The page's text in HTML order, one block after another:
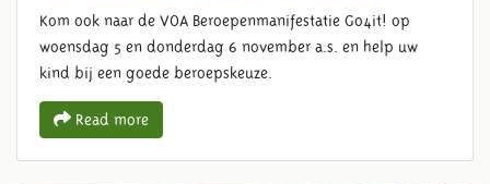
Kom ook naar de VOA Beroepenmanifestatie Go4it! op
woensdag 5 en donderdag 6 november a.s. en help uw
kind bij een goede beroepskeuze.
Read more